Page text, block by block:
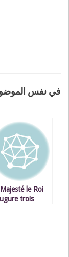
في نفس
le Roi
trois